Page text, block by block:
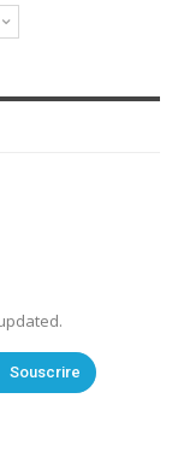
Souscrire